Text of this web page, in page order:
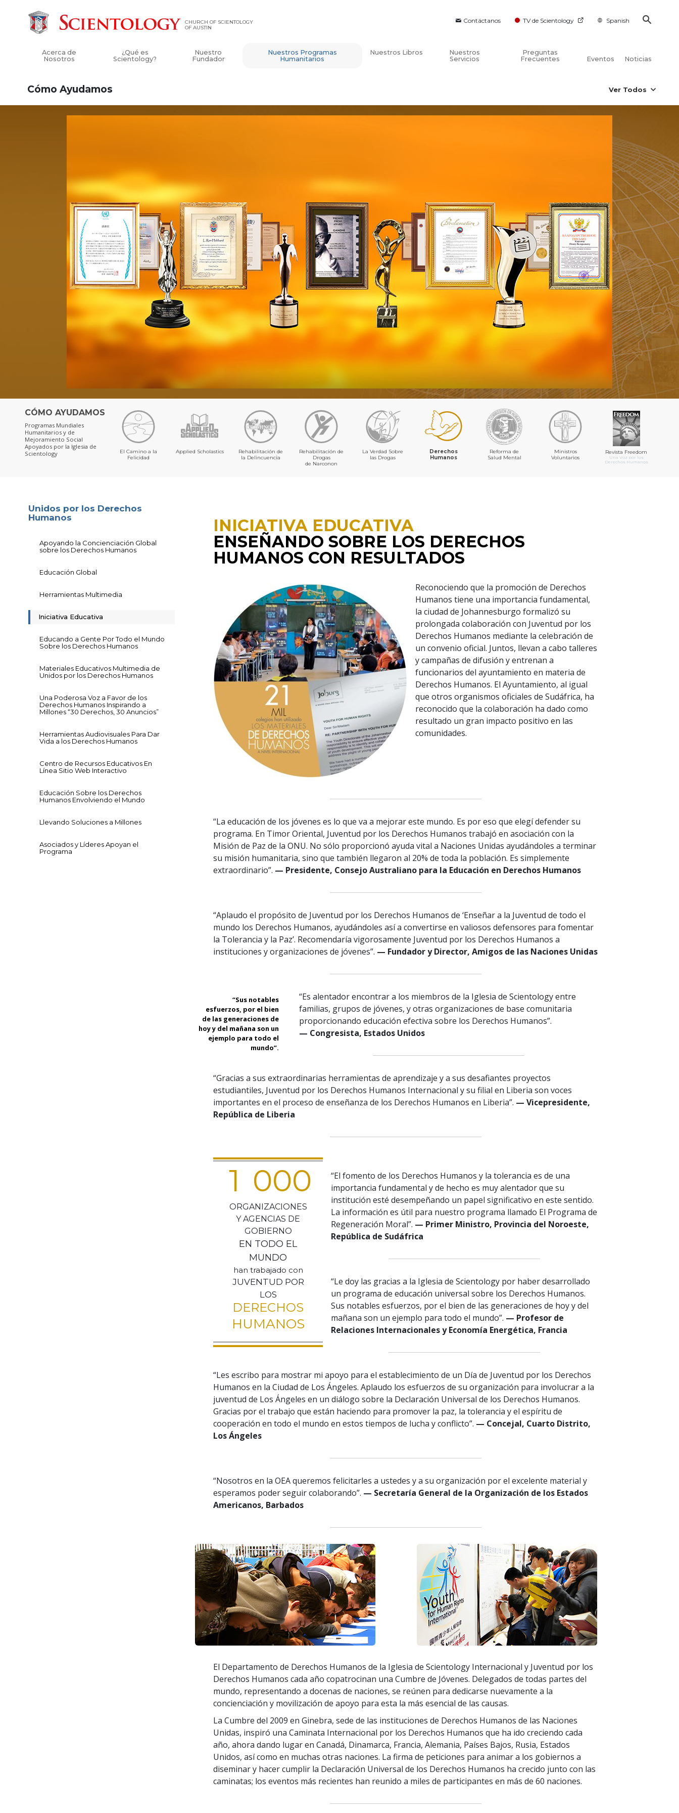
Contáctanos TV de Scientology Spanish
CHURCH OF SCIENTOLOGY
OF AUSTIN
Acerca de
Nosotros
¿Qué es
Scientology?
Nuestro
Fundador
Nuestros Programas
Humanitarios
Nuestros Libros
Nuestros
Servicios
Preguntas
Frecuentes
Eventos Noticias
Cómo Ayudamos Ver Todos
CÓMO AYUDAMOS
Programas Mundiales
Humanitarios y de
Mejoramiento Social
Apoyados por la Iglesia de
Scientology
El Camino a la
Felicidad
Applied Scholastics
Rehabilitación de
la Delincuencia
Rehabilitación de
Drogas
de Narconon
La Verdad Sobre
las Drogas
Derechos
Humanos
Reforma de
Salud Mental
Ministros
Voluntarios
Revista Freedom
Una Voz por los
Derechos Humanos
INICIATIVA EDUCATIVA
ENSEÑANDO SOBRE LOS DERECHOS
HUMANOS CON RESULTADOS
Reconociendo que la promoción de Derechos
Humanos tiene una importancia fundamental,
la ciudad de Johannesburgo formalizó su
prolongada colaboración con Juventud por los
Derechos Humanos mediante la celebración de
un convenio oficial. Juntos, llevan a cabo talleres
y campañas de difusión y entrenan a
funcionarios del ayuntamiento en materia de
Derechos Humanos. El Ayuntamiento, al igual
que otros organismos oficiales de Sudáfrica, ha
reconocido que la colaboración ha dado como
resultado un gran impacto positivo en las
comunidades.
“La educación de los jóvenes es lo que va a mejorar este mundo. Es por eso que elegí defender su
programa. En Timor Oriental, Juventud por los Derechos Humanos trabajó en asociación con la
Misión de Paz de la ONU. No sólo proporcionó ayuda vital a Naciones Unidas ayudándoles a terminar
su misión humanitaria, sino que también llegaron al 20% de toda la población. Es simplemente
extraordinario”. — Presidente, Consejo Australiano para la Educación en Derechos Humanos
“Aplaudo el propósito de Juventud por los Derechos Humanos de ‘Enseñar a la Juventud de todo el
mundo los Derechos Humanos, ayudándoles así a convertirse en valiosos defensores para fomentar
la Tolerancia y la Paz’. Recomendaría vigorosamente Juventud por los Derechos Humanos a
instituciones y organizaciones de jóvenes”. — Fundador y Director, Amigos de las Naciones Unidas
“Sus notables
esfuerzos, por el bien
de las generaciones de
hoy y del mañana son un
ejemplo para todo el
mundo”.
“Es alentador encontrar a los miembros de la Iglesia de Scientology entre
familias, grupos de jóvenes, y otras organizaciones de base comunitaria
proporcionando educación efectiva sobre los Derechos Humanos”.
— Congresista, Estados Unidos
“Gracias a sus extraordinarias herramientas de aprendizaje y a sus desafiantes proyectos
estudiantiles, Juventud por los Derechos Humanos Internacional y su filial en Liberia son voces
importantes en el proceso de enseñanza de los Derechos Humanos en Liberia”. — Vicepresidente,
República de Liberia
1 000
ORGANIZACIONES
Y AGENCIAS DE
GOBIERNO
EN TODO EL
MUNDO
han trabajado con
JUVENTUD POR
LOS
DERECHOS
HUMANOS
“El fomento de los Derechos Humanos y la tolerancia es de una
importancia fundamental y de hecho es muy alentador que su
institución esté desempeñando un papel significativo en este sentido.
La información es útil para nuestro programa llamado El Programa de
Regeneración Moral”. — Primer Ministro, Provincia del Noroeste,
República de Sudáfrica
“Le doy las gracias a la Iglesia de Scientology por haber desarrollado
un programa de educación universal sobre los Derechos Humanos.
Sus notables esfuerzos, por el bien de las generaciones de hoy y del
mañana son un ejemplo para todo el mundo”. — Profesor de
Relaciones Internacionales y Economía Energética, Francia
“Les escribo para mostrar mi apoyo para el establecimiento de un Día de Juventud por los Derechos
Humanos en la Ciudad de Los Ángeles. Aplaudo los esfuerzos de su organización para involucrar a la
juventud de Los Ángeles en un diálogo sobre la Declaración Universal de los Derechos Humanos.
Gracias por el trabajo que están haciendo para promover la paz, la tolerancia y el espíritu de
cooperación en todo el mundo en estos tiempos de lucha y conflicto”. — Concejal, Cuarto Distrito,
Los Ángeles
“Nosotros en la OEA queremos felicitarles a ustedes y a su organización por el excelente material y
esperamos poder seguir colaborando”. — Secretaría General de la Organización de los Estados
Americanos, Barbados
El Departamento de Derechos Humanos de la Iglesia de Scientology Internacional y Juventud por los
Derechos Humanos cada año copatrocinan una Cumbre de Jóvenes. Delegados de todas partes del
mundo, representando a docenas de naciones, se reúnen para dedicarse nuevamente a la
concienciación y movilización de apoyo para esta la más esencial de las causas.
La Cumbre del 2009 en Ginebra, sede de las instituciones de Derechos Humanos de las Naciones
Unidas, inspiró una Caminata Internacional por los Derechos Humanos que ha ido creciendo cada
año, ahora dando lugar en Canadá, Dinamarca, Francia, Alemania, Países Bajos, Rusia, Estados
Unidos, así como en muchas otras naciones. La firma de peticiones para animar a los gobiernos a
diseminar y hacer cumplir la Declaración Universal de los Derechos Humanos ha crecido junto con las
caminatas; los eventos más recientes han reunido a miles de participantes en más de 60 naciones.
Unidos por los Derechos
Humanos
Apoyando la Concienciación Global
sobre los Derechos Humanos
Educación Global
Herramientas Multimedia
Iniciativa Educativa
Educando a Gente Por Todo el Mundo
Sobre los Derechos Humanos
Materiales Educativos Multimedia de
Unidos por los Derechos Humanos
Una Poderosa Voz a Favor de los
Derechos Humanos Inspirando a
Millones “30 Derechos, 30 Anuncios”
Herramientas Audiovisuales Para Dar
Vida a los Derechos Humanos
Centro de Recursos Educativos En
Línea Sitio Web Interactivo
Educación Sobre los Derechos
Humanos Envolviendo el Mundo
Llevando Soluciones a Millones
Asociados y Líderes Apoyan el
Programa